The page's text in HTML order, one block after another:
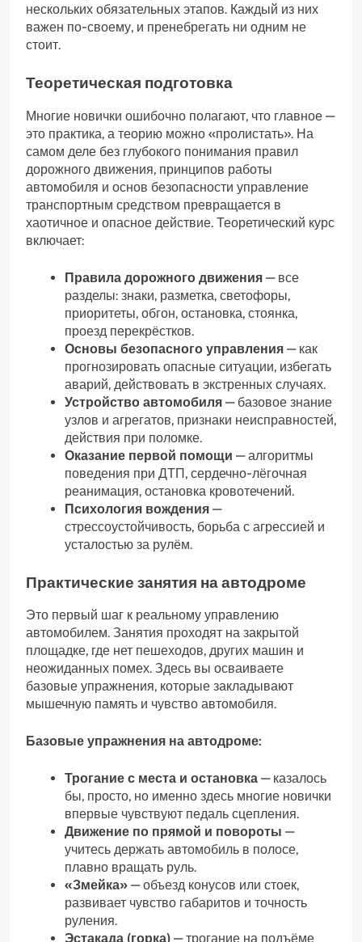
нескольких обязательных этапов. Каждый из них
важен по-своему, и пренебрегать ни одним не
стоит.
Теоретическая подготовка
Многие новички ошибочно полагают, что главное —
это практика, а теорию можно «пролистать». На
самом деле без глубокого понимания правил
дорожного движения, принципов работы
автомобиля и основ безопасности управление
транспортным средством превращается в
хаотичное и опасное действие. Теоретический курс
включает:
Правила дорожного движения — все
разделы: знаки, разметка, светофоры,
приоритеты, обгон, остановка, стоянка,
проезд перекрёстков.
Основы безопасного управления — как
прогнозировать опасные ситуации, избегать
аварий, действовать в экстренных случаях.
Устройство автомобиля — базовое знание
узлов и агрегатов, признаки неисправностей,
действия при поломке.
Оказание первой помощи — алгоритмы
поведения при ДТП, сердечно-лёгочная
реанимация, остановка кровотечений.
Психология вождения —
стрессоустойчивость, борьба с агрессией и
усталостью за рулём.
Практические занятия на автодроме
Это первый шаг к реальному управлению
автомобилем. Занятия проходят на закрытой
площадке, где нет пешеходов, других машин и
неожиданных помех. Здесь вы осваиваете
базовые упражнения, которые закладывают
мышечную память и чувство автомобиля.
Базовые упражнения на автодроме:
Трогание с места и остановка — казалось
бы, просто, но именно здесь многие новички
впервые чувствуют педаль сцепления.
Движение по прямой и повороты —
учитесь держать автомобиль в полосе,
плавно вращать руль.
«Змейка» — объезд конусов или стоек,
развивает чувство габаритов и точность
руления.
Эстакада (горка) — трогание на подъёме